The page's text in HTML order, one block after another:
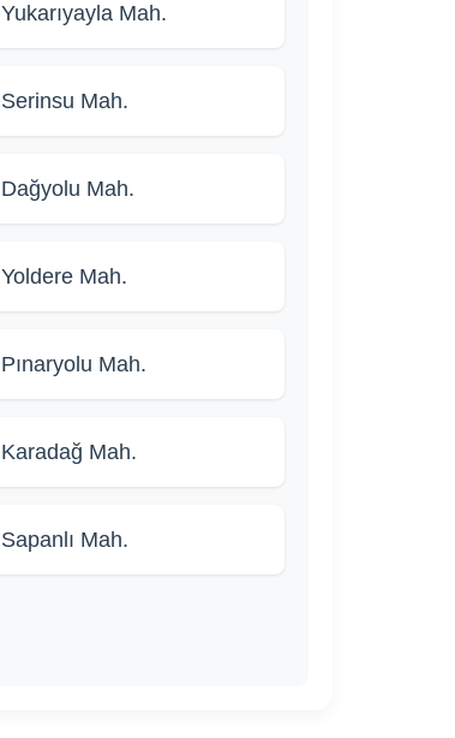
Yukarıyayla Mah.
Serinsu Mah.
Dağyolu Mah.
Yoldere Mah.
Pınaryolu Mah.
Karadağ Mah.
Sapanlı Mah.